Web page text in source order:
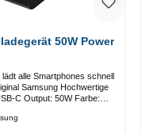
50W Power
alle Smartphones schnell